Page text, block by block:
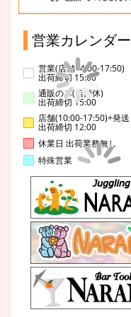
営業カレンダー
営業(店舗14:00-17:50)
出荷締切 15:00
通販のみ(店舗休)
出荷締切 15:00
店舗(10:00-17:50)+発送
出荷締切 12:00
休業日 出荷業務無し
特殊営業